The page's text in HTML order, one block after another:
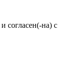
и согласен(-на) с